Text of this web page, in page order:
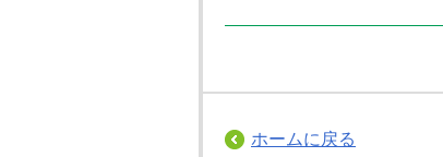
ホームに戻る